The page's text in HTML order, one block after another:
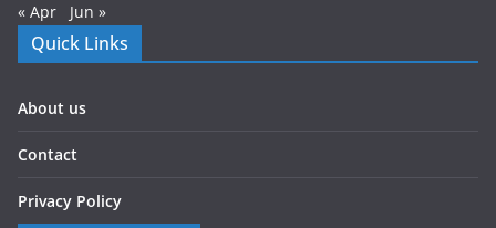
« Apr Jun »
Quick Links
About us
Contact
Privacy Policy